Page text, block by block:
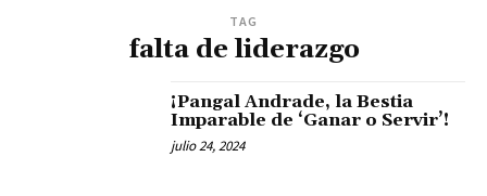
TAG
falta de liderazgo
¡Pangal Andrade, la Bestia
Imparable de ‘Ganar o Servir’!
julio 24, 2024